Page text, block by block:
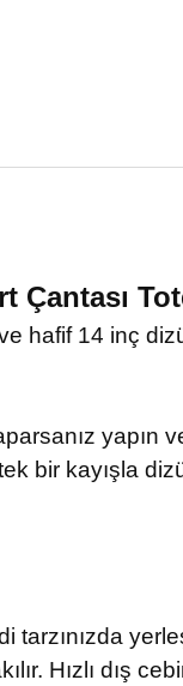
hafif 14 inç
bir kayışla
tarzınızda
Hızlı dış